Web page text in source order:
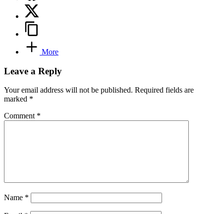
More
Leave a Reply
Your email address will not be published. Required fields are
marked *
Comment *
Name *